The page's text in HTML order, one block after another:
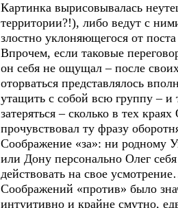
Картинка вырисовывалась
территории?!), либо ведут с
злостно уклоняющегося от
Впрочем, если таковые
он себя не ощущал – после
оторваться представлялось
утащить с собой всю группу –
затеряться – сколько в тех
прочувствовал ту фразу
Соображение «за»: ни родному
или Дону персонально Олег
действовать на свое
Соображений «против» было
интуитивно и крайне смутно,